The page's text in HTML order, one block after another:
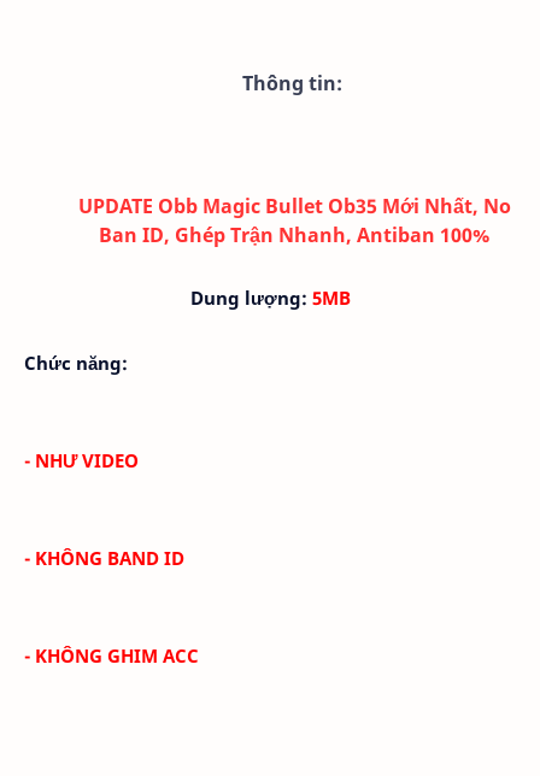
Thông tin:
UPDATE Obb Magic Bullet Ob35 Mới Nhất, No
Ban ID, Ghép Trận Nhanh, Antiban 100%
Dung lượng: 5MB
Chức năng:
- NHƯ VIDEO
- KHÔNG BAND ID
- KHÔNG GHIM ACC